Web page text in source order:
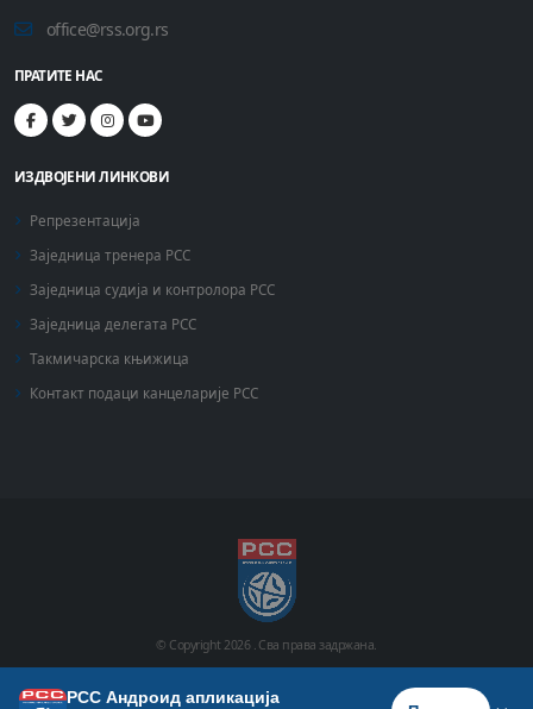
office@rss.org.rs
ПРАТИТЕ НАС
ИЗДВОЈЕНИ ЛИНКОВИ
Репрезентација
Заједница тренера РСС
Заједница судија и контролора РСС
Заједница делегата РСС
Такмичарска књижица
Контакт подаци канцеларије РСС
© Copyright2026 . Сва права задржана.
Почетна Историја Фото галерија Видео галерија
РСС Андроид апликација